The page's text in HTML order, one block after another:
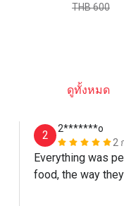
THB 600
ดูทั้งหมด
2
2*******o
2
Everything was
food, the way